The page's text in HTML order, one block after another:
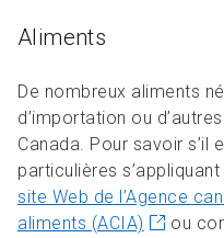
Aliments
De nombreux aliments
d’importation ou
Canada. Pour savoir s’il
particulières
site Web de l’Agence
aliments (ACIA)
ou